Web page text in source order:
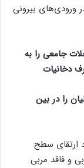
ورودی‌های بیرونی
جامعی را به
دخانیات
را در بین
ارتقای سطح
و فاقد مربی